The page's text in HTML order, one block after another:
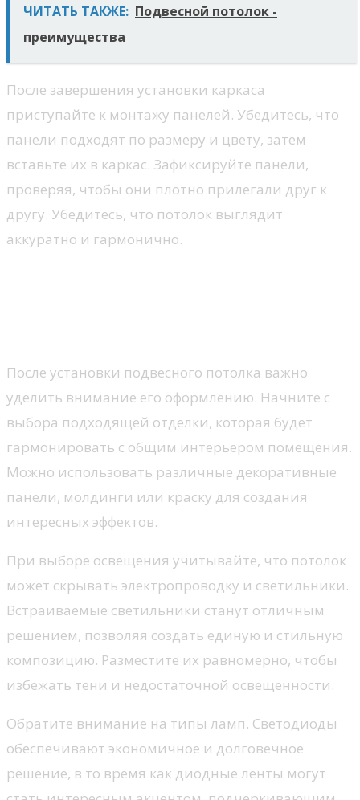
ЧИТАТЬ ТАКЖЕ: Подвесной потолок -
преимущества
После завершения установки каркаса
приступайте к монтажу панелей. Убедитесь, что
панели подходят по размеру и цвету, затем
вставьте их в каркас. Зафиксируйте панели,
проверяя, чтобы они плотно прилегали друг к
другу. Убедитесь, что потолок выглядит
аккуратно и гармонично.
После установки подвесного потолка важно
уделить внимание его оформлению. Начните с
выбора подходящей отделки, которая будет
гармонировать с общим интерьером помещения.
Можно использовать различные декоративные
панели, молдинги или краску для создания
интересных эффектов.
При выборе освещения учитывайте, что потолок
может скрывать электропроводку и светильники.
Встраиваемые светильники станут отличным
решением, позволяя создать единую и стильную
композицию. Разместите их равномерно, чтобы
избежать тени и недостаточной освещенности.
Обратите внимание на типы ламп. Светодиоды
обеспечивают экономичное и долговечное
решение, в то время как диодные ленты могут